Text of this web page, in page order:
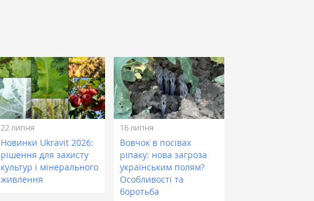
22 липня
Новинки Ukravit 2026:
рішення для захисту
культур і мінерального
живлення
16 липня
Вовчок в посівах
ріпаку: нова загроза
українським полям?
Особливості та
боротьба